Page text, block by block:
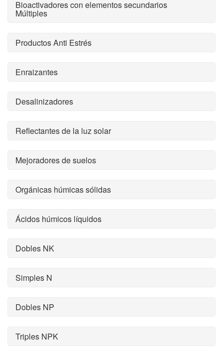
Bioactivadores con elementos secundarios
Múltiples
Productos Anti Estrés
Enraizantes
Desalinizadores
Reflectantes de la luz solar
Mejoradores de suelos
Orgánicas húmicas sólidas
Ácidos húmicos líquidos
Dobles NK
Simples N
Dobles NP
Triples NPK